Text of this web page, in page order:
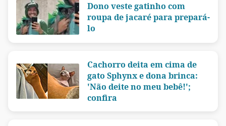
Dono veste gatinho com
roupa de jacaré para prepará-
lo
Cachorro deita em cima de
gato Sphynx e dona brinca:
'Não deite no meu bebê!';
confira